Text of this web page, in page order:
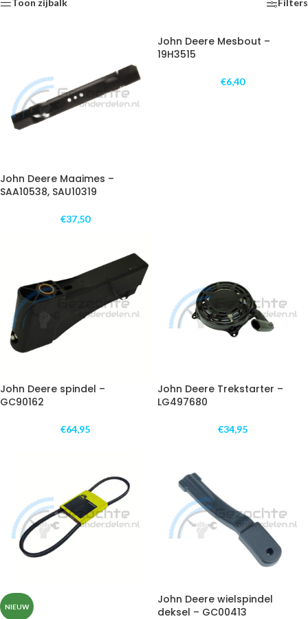
Toon zijbalk Filters
John Deere Maaimes –
SAA10538, SAU10319
€37,50
John Deere Mesbout –
19H3515
€6,40
John Deere spindel –
GC90162
€64,95
John Deere Trekstarter –
LG497680
€34,95
NIEUW
John Deere wielspindel
deksel – GC00413